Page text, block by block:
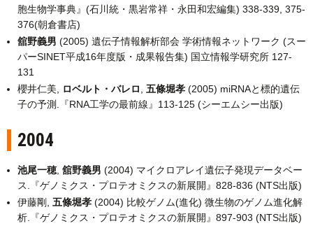
胞生物学事典』(石川統・黒岩常祥・永田和宏編集) 338-339, 375-
376(朝倉書店)
舘野義男 (2005) 遺伝子情報解析部会 学術情報ネットワーク (スー
パーSINET平成16年度版・成果報告集) 国立情報学研究所 127-
131
櫻井仁美,
ロベルト・バレロ 五條堀孝 (2005) miRNAと標的遺伝
子の予測.『RNA工学の最前線』113-125 (シーエムシー出版)
2004
池尾一穂, 舘野義男 (2004) マイクロアレイ遺伝子発現データベー
ス.『ゲノミクス・プロテオミクスの新展開』828-836 (NTS出版)
伊藤剛, 五條堀孝 (2004) 比較ゲノム(進化) 微生物のゲノム進化解
析.『ゲノミクス・プロテオミクスの新展開』897-903 (NTS出版)